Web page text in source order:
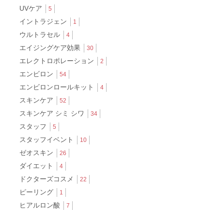
UVケア 5
イントラジェン 1
ウルトラセル 4
エイジングケア効果 30
エレクトロポレーション 2
エンビロン 54
エンビロンロールキット 4
スキンケア 52
スキンケア シミ シワ 34
スタッフ 5
スタッフイベント 10
ゼオスキン 26
ダイエット 4
ドクターズコスメ 22
ピーリング 1
ヒアルロン酸 7